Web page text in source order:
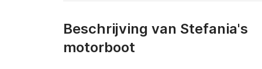
Beschrijving van Stefania's
motorboot